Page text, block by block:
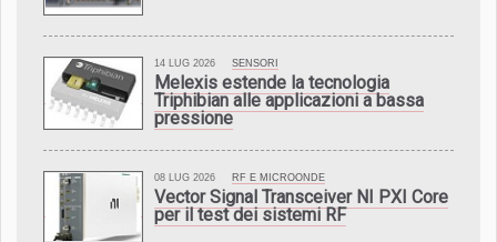
14 LUG 2026 SENSORI
Melexis estende la tecnologia
Triphibian alle applicazioni a bassa
pressione
08 LUG 2026 RF E MICROONDE
Vector Signal Transceiver NI PXI Core
per il test dei sistemi RF